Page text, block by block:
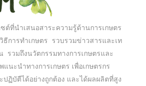
ซต์ที่นำเสนอสาระความรู้ด้านการเกษตร
ธีการทำเกษตร รวบรวมข่าวสารและเท
รวมถึงนวัตกรรมทางการเกษตรและ
นะนำทางการเกษตร เพื่อเกษตรกร
ฏิบัตืได้อย่างถูกต้อง และได้ผลผลิตที่สูง